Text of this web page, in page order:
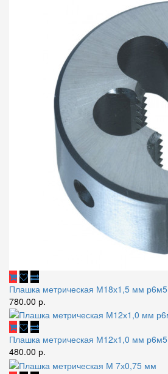
Плашка метрическая М18х1,5 мм
780.00 р.
Плашка метрическая М12х1,0 мм
480.00 р.